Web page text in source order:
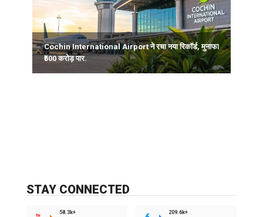
Cochin International Airport ने रचा नया रिकॉर्ड, मुनाफा
₹500 करोड़ पार.
STAY CONNECTED
58.3k+
209.6k+